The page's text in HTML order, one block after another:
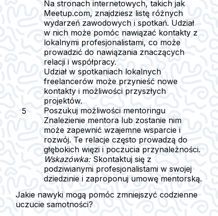
Na stronach internetowych, takich jak
Meetup.com, znajdziesz listę różnych
wydarzeń zawodowych i spotkań. Udział
w nich może pomóc nawiązać kontakty z
lokalnymi profesjonalistami, co może
prowadzić do nawiązania znaczących
relacji i współpracy.
Udział w spotkaniach lokalnych
freelancerów może przynieść nowe
kontakty i możliwości przyszłych
projektów.
Poszukuj możliwości mentoringu
Znalezienie mentora lub zostanie nim
może zapewnić wzajemne wsparcie i
rozwój. Te relacje często prowadzą do
głębokich więzi i poczucia przynależności.
Wskazówka:Skontaktuj się z
podziwianymi profesjonalistami w swojej
dziedzinie i zaproponuj umowę mentorską.
Jakie nawyki mogą pomóc zmniejszyć codzienne
uczucie samotności?